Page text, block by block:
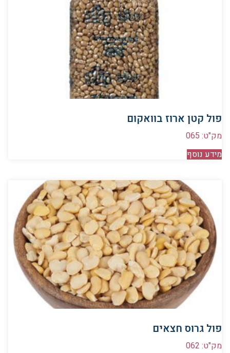
פול קטן ארוז בוואקום
מק"ט: 065
מידע נוסף
פול גרוס חצאים
מק"ט: 062